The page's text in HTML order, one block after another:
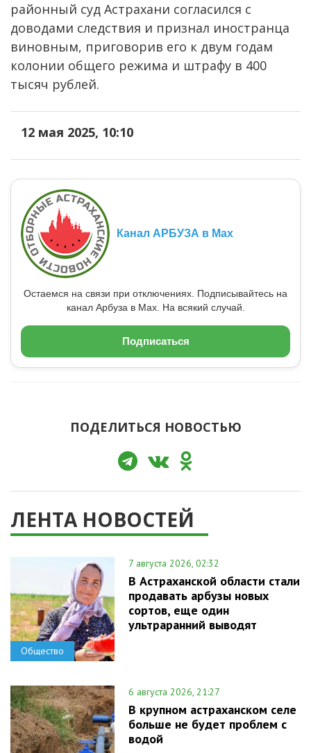
районный суд Астрахани согласился с
доводами следствия и признал иностранца
виновным, приговорив его к двум годам
колонии общего режима и штрафу в 400
тысяч рублей.
12 мая 2025, 10:10
Канал АРБУЗА в Max
Остаемся на связи при отключениях. Подписывайтесь на
канал Арбуза в Max. На всякий случай.
Подписаться
ПОДЕЛИТЬСЯ НОВОСТЬЮ
ЛЕНТА НОВОСТЕЙ
Общество
7 августа 2026, 02:32
В Астраханской области стали
продавать арбузы новых
сортов, еще один
ультраранний выводят
6 августа 2026, 21:27
В крупном астраханском селе
больше не будет проблем с
водой